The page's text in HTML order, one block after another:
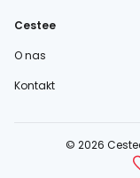
Cestee
O nas
Kontakt
© 2026